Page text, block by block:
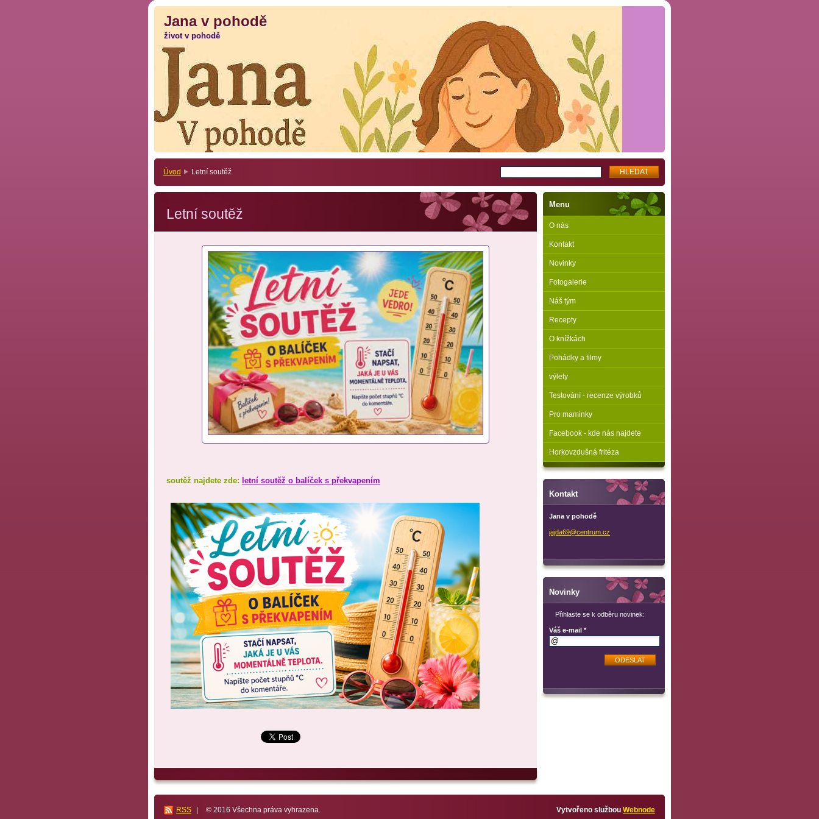
Jana v pohodě
Jana v pohodě
život v pohodě
život v pohodě
Úvod Letní soutěž
Letní soutěž
soutěž najdete zde: letní soutěž o balíček s překvapením
Menu
O nás
Kontakt
Novinky
Fotogalerie
Náš tým
Recepty
O knížkách
Pohádky a filmy
výlety
Testování - recenze výrobků
Pro maminky
Facebook - kde nás najdete
Horkovzdušná fritéza
Kontakt
Jana v pohodě
jajda69@centrum. cz
Novinky
Přihlaste se k odběru novinek:
Váš e-mail *
RSS | © 2016 Všechna práva vyhrazena. Vytvořeno službou Webnode